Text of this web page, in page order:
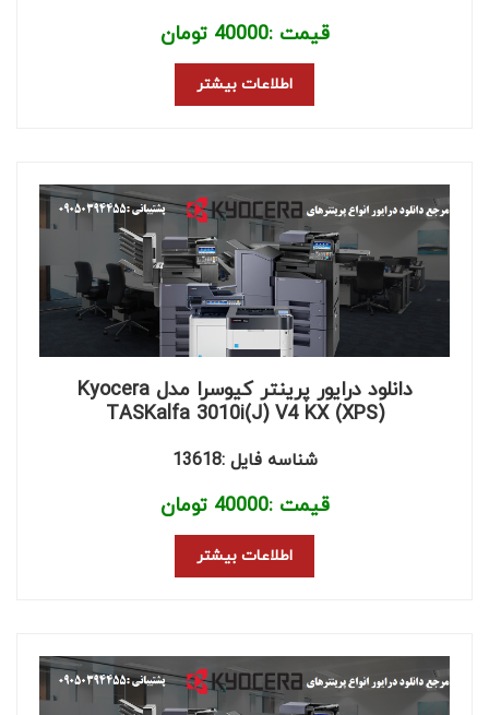
قیمت :40000 تومان
اطلاعات بیشتر
دانلود درایور پرینتر کیوسرا مدل Kyocera
TASKalfa 3010i(J) V4 KX (XPS)
شناسه فایل :13618
قیمت :40000 تومان
اطلاعات بیشتر